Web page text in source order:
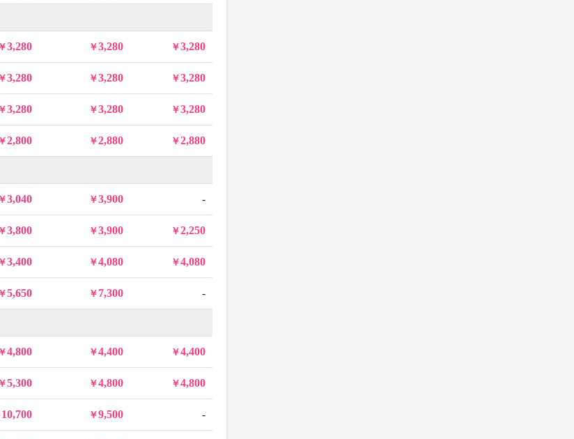
3,280 3,280 3,280
3,280 3,280 3,280
3,280 3,280 3,280
2,800 2,880 2,880
3,040 3,900 -
3,800 3,900 2,250
3,400 4,080 4,080
5,650 7,300 -
4,800 4,400 4,400
5,300 4,800 4,800
10,700 9,500 -